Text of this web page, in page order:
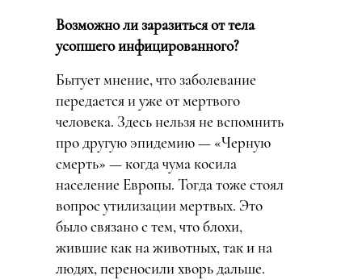
Возможно ли заразиться от тела
усопшего инфицированного?
Бытует мнение, что заболевание
передается и уже от мертвого
человека. Здесь нельзя не вспомнить
про другую эпидемию — «Черную
смерть» — когда чума косила
население Европы. Тогда тоже стоял
вопрос утилизации мертвых. Это
было связано с тем, что блохи,
жившие как на животных, так и на
людях, переносили хворь дальше.